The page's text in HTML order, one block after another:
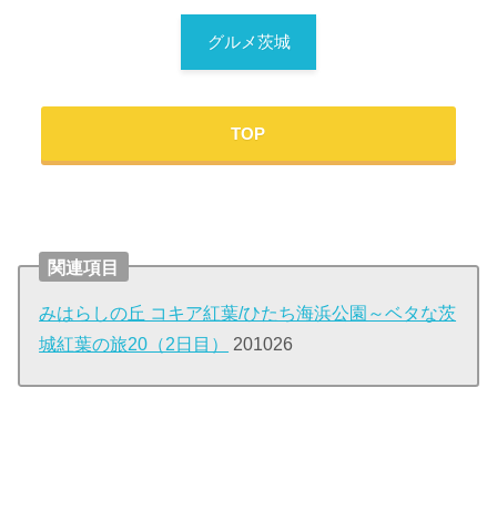
グルメ茨城
TOP
関連項目
みはらしの丘 コキア紅葉/ひたち海浜公園～ベタな茨
城紅葉の旅20（2日目）
201026